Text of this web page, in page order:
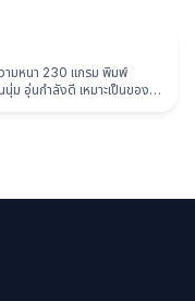
ามหนา 230 แกรม พิมพ์
อุ่นกำลังดี เหมาะเป็นของพรี